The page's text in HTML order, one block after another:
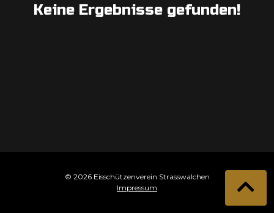
Keine Ergebnisse gefunden!
© 2026 Eisschützenverein Strasswalchen
Impressum